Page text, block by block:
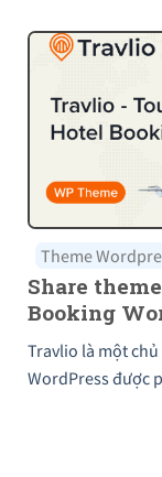
Theme
Share
Booking
Travlio là một
WordPress được